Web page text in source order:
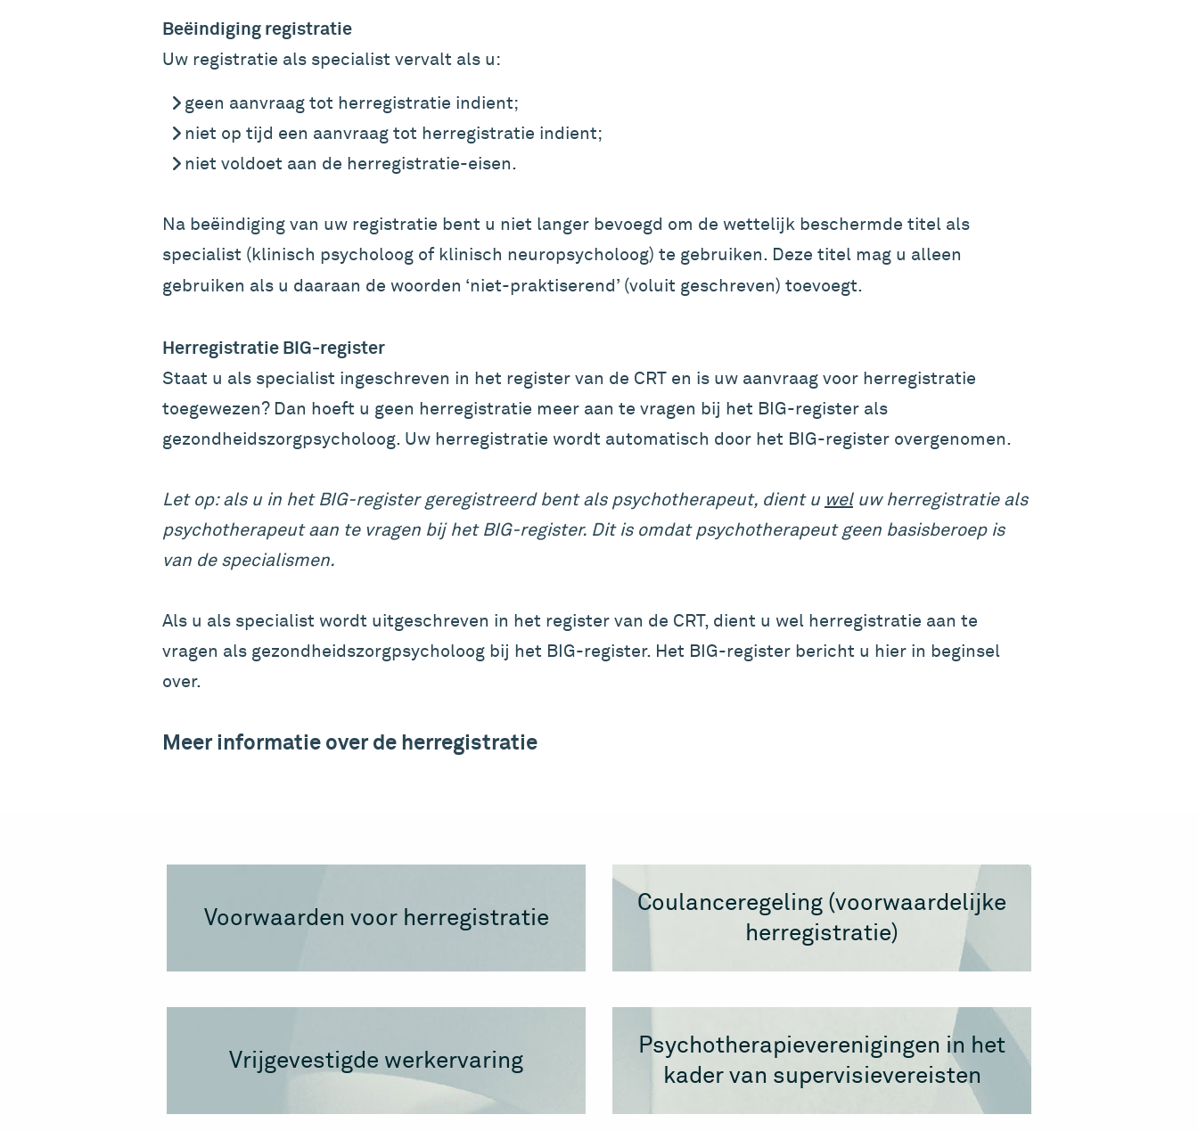
Beëindiging registratie
Uw registratie als specialist vervalt als u:
geen aanvraag tot herregistratie indient;
niet op tijd een aanvraag tot herregistratie indient;
niet voldoet aan de herregistratie-eisen.
Na beëindiging van uw registratie bent u niet langer bevoegd om de wettelijk beschermde titel als
specialist (klinisch psycholoog of klinisch neuropsycholoog) te gebruiken. Deze titel mag u alleen
gebruiken als u daaraan de woorden ‘niet-praktiserend’ (voluit geschreven) toevoegt.
Herregistratie BIG-register
Staat u als specialist ingeschreven in het register van de CRT en is uw aanvraag voor herregistratie
toegewezen? Dan hoeft u geen herregistratie meer aan te vragen bij het BIG-register als
gezondheidszorgpsycholoog. Uw herregistratie wordt automatisch door het BIG-register overgenomen.
Let op: als u in het BIG-register geregistreerd bent als psychotherapeut, dient u weluw herregistratie als
psychotherapeut aan te vragen bij het BIG-register. Dit is omdat psychotherapeut geen basisberoep is
van de specialismen.
Als u als specialist wordt uitgeschreven in het register van de CRT, dient u wel herregistratie aan te
vragen als gezondheidszorgpsycholoog bij het BIG-register. Het BIG-register bericht u hier in beginsel
over.
Meer informatie over de herregistratie
Voorwaarden voor herregistratie
Coulanceregeling (voorwaardelijke
herregistratie)
Vrijgevestigde werkervaring
Psychotherapieverenigingen in het
kader van supervisievereisten